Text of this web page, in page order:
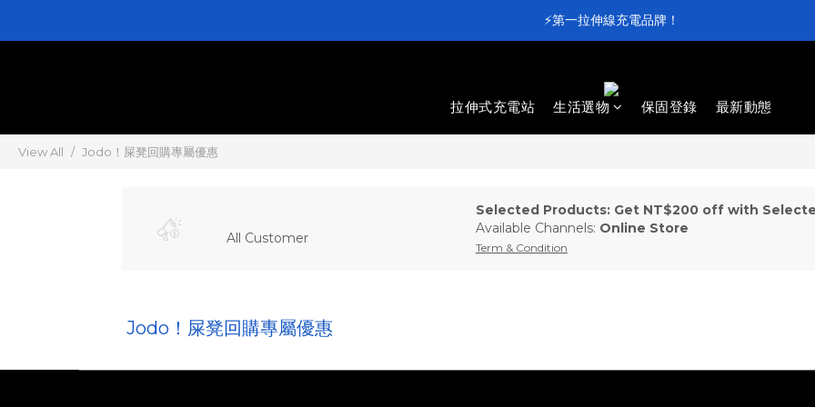
⚡第一拉伸線充電品牌！
⚡第一拉伸線充電品牌！
滿 $4,000 即享免運
⚡第一拉伸線充電品牌！
拉伸式充電站 生活選物 保固登錄 最新動態
View All Jodo！屎凳回購專屬優惠
All Customer
Selected Products: Get NT$200 off with
Available Channels: Online Store
Term & Condition
Jodo！屎凳回購專屬優惠